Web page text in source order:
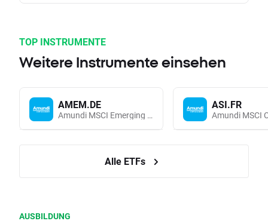
TOP INSTRUMENTE
Weitere Instrumente einsehen
AMEM.DE
Amundi MSCI Emerging Markets UCITS (Acc EUR)
ASI.FR
Alle ETFs
AUSBILDUNG